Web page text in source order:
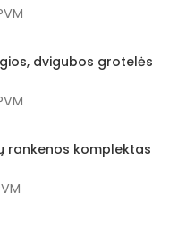
dvigubos grotelės
rankenos komplektas